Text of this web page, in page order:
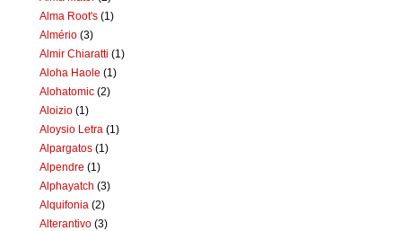
Alma Root's (1)
Almério (3)
Almir Chiaratti (1)
Aloha Haole (1)
Alohatomic (2)
Aloizio (1)
Aloysio Letra (1)
Alpargatos (1)
Alpendre (1)
Alphayatch (3)
Alquifonia (2)
Alterantivo (3)